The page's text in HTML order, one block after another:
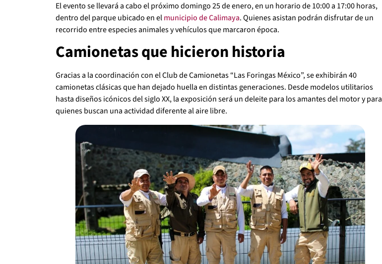
El evento se llevará a cabo el próximo domingo 25 de enero, en un horario de 10:00 a 17:00 horas,
dentro del parque ubicado en elmunicipio de Calimaya. Quienes asistan podrán disfrutar de un
recorrido entre especies animales y vehículos que marcaron época.
Camionetas que hicieron historia
Gracias a la coordinación con el Club de Camionetas “Las Foringas México”, se exhibirán 40
camionetas clásicas que han dejado huella en distintas generaciones. Desde modelos utilitarios
hasta diseños icónicos del siglo XX, la exposición será un deleite para los amantes del motor y para
quienes buscan una actividad diferente al aire libre.